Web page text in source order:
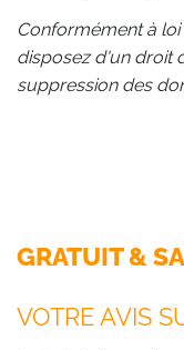
Conformément à
disposez d'un droit
suppression des
GRATUIT &
VOTRE AVIS